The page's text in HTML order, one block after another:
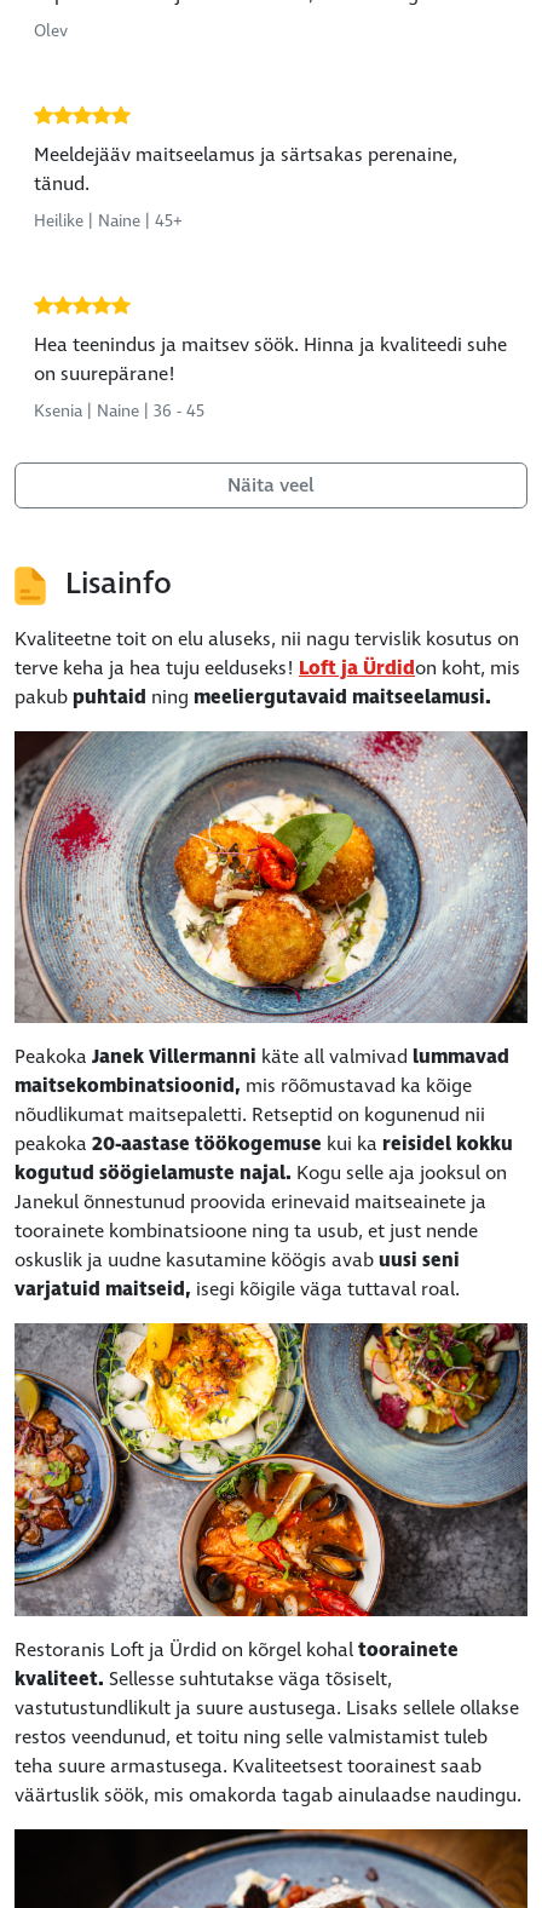
Olev
Meeldejääv maitseelamus ja särtsakas perenaine,
tänud.
Heilike | Naine | 45+
Hea teenindus ja maitsev söök. Hinna ja kvaliteedi suhe
on suurepärane!
Ksenia | Naine | 36 - 45
Näita veel
Lisainfo
Kvaliteetne toit on elu aluseks, nii nagu tervislik kosutus on
terve keha ja hea tuju eelduseks! Loft ja Ürdidon koht, mis
pakubpuhtaid ning meeliergutavaid maitseelamusi.
Peakoka Janek Villermanni käte all valmivad lummavad
maitsekombinatsioonid, mis rõõmustavad ka kõige
nõudlikumat maitsepaletti. Retseptid on kogunenud nii
peakoka 20-aastase töökogemuse kui ka reisidel kokku
kogutud söögielamuste najal. Kogu selle aja jooksul on
Janekul õnnestunud proovida erinevaid maitseainete ja
toorainete kombinatsioone ning ta usub, et just nende
oskuslik ja uudne kasutamine köögis avabuusi seni
varjatuid maitseid, isegi kõigile väga tuttaval roal.
Restoranis Loft ja Ürdid on kõrgel kohaltoorainete
kvaliteet. Sellesse suhtutakse väga tõsiselt,
vastutustundlikult ja suure austusega. Lisaks sellele ollakse
restos veendunud, et toitu ning selle valmistamist tuleb
teha suure armastusega. Kvaliteetsest toorainest saab
väärtuslik söök, mis omakorda tagab ainulaadse naudingu.